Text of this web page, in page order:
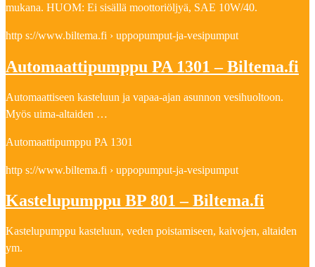
mukana. HUOM: Ei sisällä moottoriöljyä, SAE 10W/40.
http s://www.biltema.fi › uppopumput-ja-vesipumput
Automaattipumppu PA 1301 – Biltema.fi
Automaattiseen kasteluun ja vapaa-ajan asunnon vesihuoltoon.
Myös uima-altaiden …
Automaattipumppu PA 1301
http s://www.biltema.fi › uppopumput-ja-vesipumput
Kastelupumppu BP 801 – Biltema.fi
Kastelupumppu kasteluun, veden poistamiseen, kaivojen, altaiden
ym.